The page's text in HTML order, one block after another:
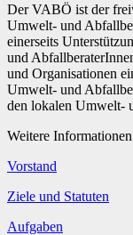
Der VABÖ ist der
Umwelt- und
einerseits
und
und Organisationen
Umwelt- und
den lokalen Umwelt-
Weitere
Vorstand
Ziele und Statuten
Aufgaben